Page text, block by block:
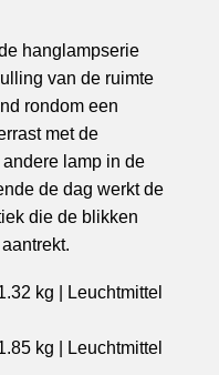
hanglampserie
van de ruimte
rondom een
met de
lamp in de
de dag werkt de
die de blikken
kg | Leuchtmittel
kg | Leuchtmittel